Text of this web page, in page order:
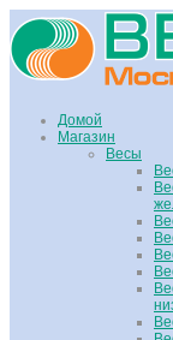
Домой
Магазин
Весы